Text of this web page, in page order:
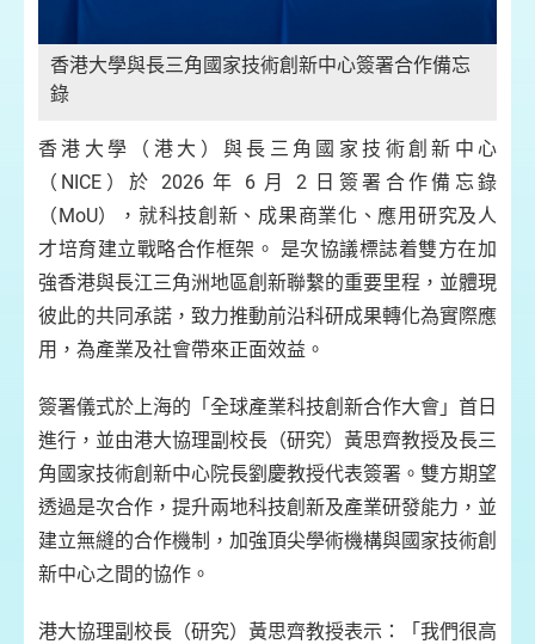
香港大學與長三角國家技術創新中心簽署合作備忘
錄
香港大學（港大）與長三角國家技術創新中心
（NICE）於 2026 年 6 月 2 日簽署合作備忘錄
（MoU），就科技創新、成果商業化、應用研究及人
才培育建立戰略合作框架。 是次協議標誌着雙方在加
強香港與長江三角洲地區創新聯繫的重要里程，並體現
彼此的共同承諾，致力推動前沿科研成果轉化為實際應
用，為產業及社會帶來正面效益。
簽署儀式於上海的「全球產業科技創新合作大會」首日
進行，並由港大協理副校長（研究）黃思齊教授及長三
角國家技術創新中心院長劉慶教授代表簽署。雙方期望
透過是次合作，提升兩地科技創新及產業研發能力，並
建立無縫的合作機制，加強頂尖學術機構與國家技術創
新中心之間的協作。
港大協理副校長（研究）黃思齊教授表示：「我們很高